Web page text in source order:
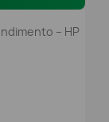
– HP